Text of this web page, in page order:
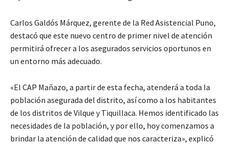
Carlos Galdós Márquez, gerente de la Red Asistencial Puno,
destacó que este nuevo centro de primer nivel de atención
permitirá ofrecer a los asegurados servicios oportunos en
un entorno más adecuado.
«El CAP Mañazo, a partir de esta fecha, atenderá a toda la
población asegurada del distrito, así como a los habitantes
de los distritos de Vilque y Tiquillaca. Hemos identificado las
necesidades de la población, y por ello, hoy comenzamos a
brindar la atención de calidad que nos caracteriza», explicó